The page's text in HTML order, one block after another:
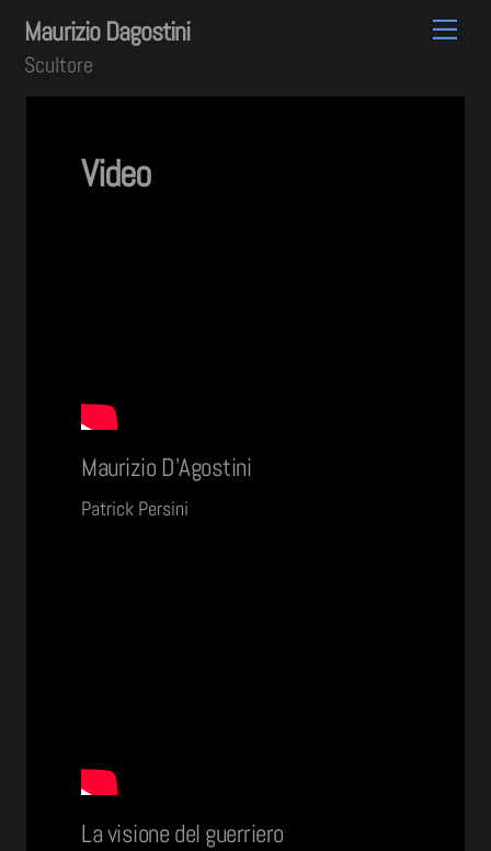
Skip
content
Maurizio Dagostini
Scultore
Video
Maurizio D'Agostini
Patrick Persini
La visione del guerriero